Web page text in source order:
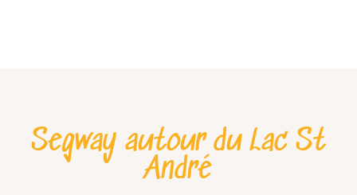
Segway autour du Lac St
André